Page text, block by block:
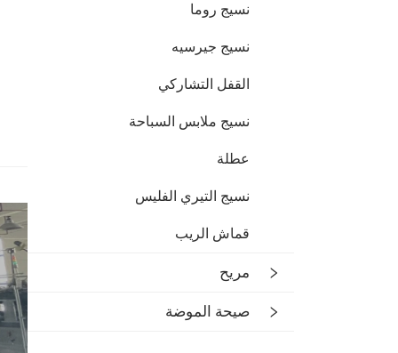
نسيج روما
نسيج جيرسيه
القفل التشاركي
نسيج ملابس السباحة
عطلة
نسيج التيري الفليس
قماش الريب
مريح
صيحة الموضة